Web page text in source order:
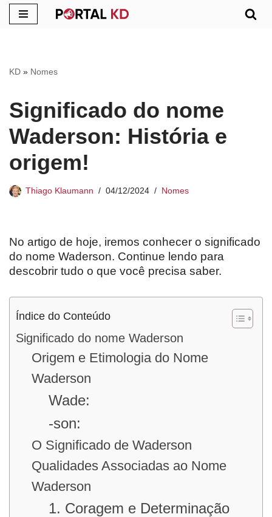
conteúdo
KD » Nomes
Significado do nome
Waderson: História e
origem!
Thiago Klaumann 04/12/2024 Nomes
No artigo de hoje, iremos conhecer o significado
do nome Waderson. Continue lendo para
descobrir tudo o que você precisa saber.
Índice do Conteúdo
Significado do nome Waderson
Origem e Etimologia do Nome
Waderson
Wade:
-son:
O Significado de Waderson
Qualidades Associadas ao Nome
Waderson
1. Coragem e Determinação